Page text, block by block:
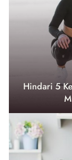
Hindari 5